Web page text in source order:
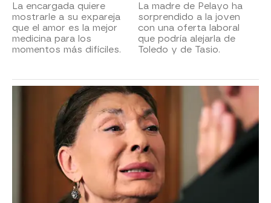
La encargada quiere
mostrarle a su expareja
que el amor es la mejor
medicina para los
momentos más difíciles.
La madre de Pelayo ha
sorprendido a la joven
con una oferta laboral
que podría alejarla de
Toledo y de Tasio.